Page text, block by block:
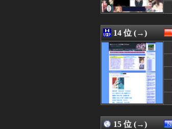
08/07 23:23
08/07 23:22
08/07 23:22
08/07 23:20
08/07 23:20
08/07 23:19
08/07 23:17
08/07 23:17
08/07 23:15
08/07 23:15
08/07 23:15
08/07 23:15
08/07 23:14
14 位 (→)
15 位 (→)